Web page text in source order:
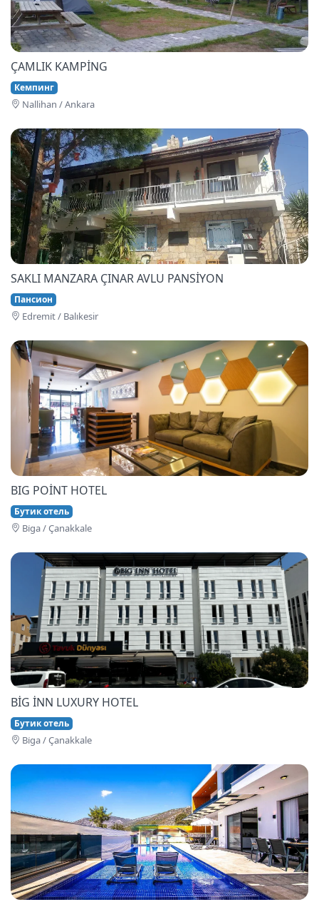
ÇAMLIK KAMPİNG
Кемпинг
Nallihan / Ankara
SAKLI MANZARA ÇINAR AVLU PANSİYON
Пансион
Edremi̇t / Balıkesir
BIG POİNT HOTEL
Бутик отель
Bi̇ga / Çanakkale
BİG İNN LUXURY HOTEL
Бутик отель
Bi̇ga / Çanakkale